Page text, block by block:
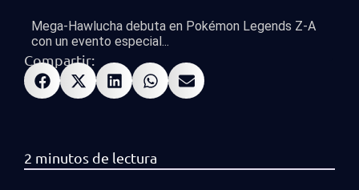
Mega-Hawlucha debuta en Pokémon Legends Z-A
con un evento especial...
Compartir: